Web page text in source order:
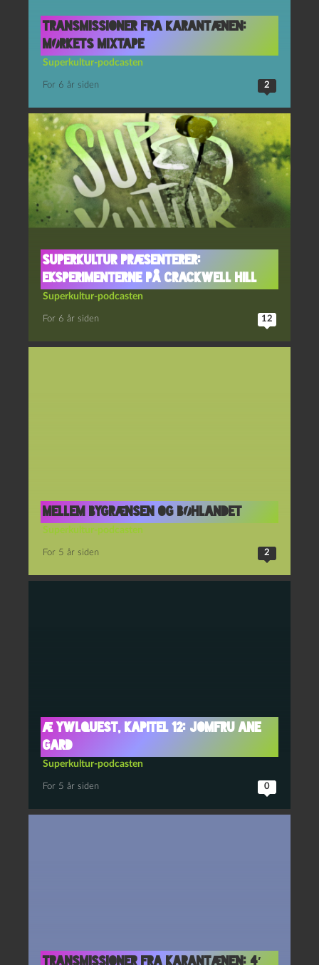
Transmissioner fra Karantænen:
Mørkets Mixtape
Superkultur-podcasten
For 6 år siden 2
Superkultur præsenterer:
Eksperimenterne på Crackwell Hill
Superkultur-podcasten
For 6 år siden 12
Mellem bygrænsen og bøhlandet
Superkultur-podcasten
For 5 år siden 2
Æ YwlQuest, kapitel 12: Jomfru Ane
Gard
Superkultur-podcasten
For 5 år siden 0
Transmissioner fra karantænen: 4′